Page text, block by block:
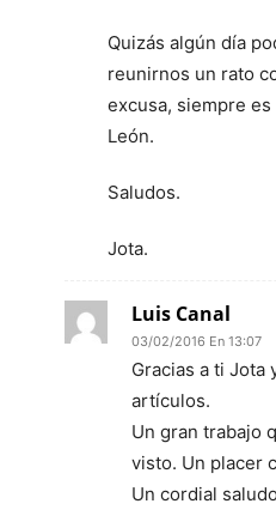
Quizás algún día
reunirnos un rato
excusa, siempre
León.
Saludos.
Jota.
Luis Canal
03/02/2016 En 13:07
Gracias a ti Jota
artículos.
Un gran trabajo
visto. Un placer
Un cordial